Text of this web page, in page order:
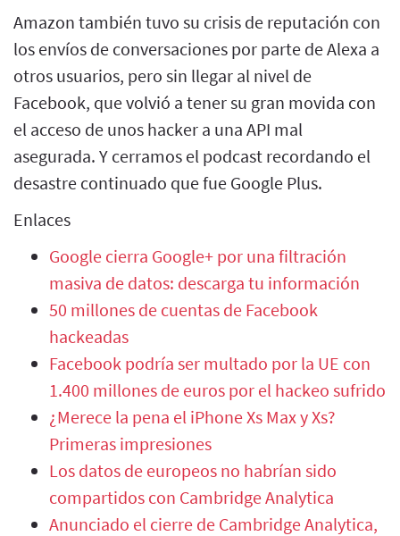
Amazon también tuvo su crisis de reputación con
los envíos de conversaciones por parte de Alexa a
otros usuarios, pero sin llegar al nivel de
Facebook, que volvió a tener su gran movida con
el acceso de unos hacker a una API mal
asegurada. Y cerramos el podcast recordando el
desastre continuado que fue Google Plus.
Enlaces
Google cierra Google+ por una filtración
masiva de datos: descarga tu información
50 millones de cuentas de Facebook
hackeadas
Facebook podría ser multado por la UE con
1.400 millones de euros por el hackeo sufrido
¿Merece la pena el iPhone Xs Max y Xs?
Primeras impresiones
Los datos de europeos no habrían sido
compartidos con Cambridge Analytica
Anunciado el cierre de Cambridge Analytica,